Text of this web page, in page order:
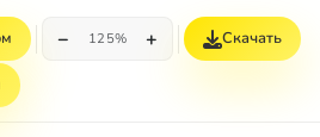
− 125% + Скачать